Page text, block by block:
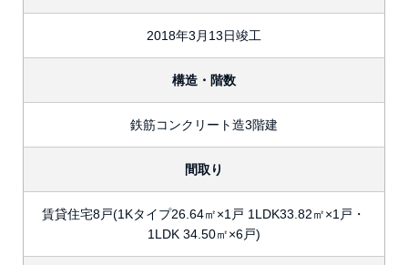
2018年3月13日竣工
構造・階数
鉄筋コンクリート造3階建
間取り
賃貸住宅8戸(1Kタイプ26.64㎡×1戸 1LDK33.82㎡×1戸・
1LDK 34.50㎡×6戸)